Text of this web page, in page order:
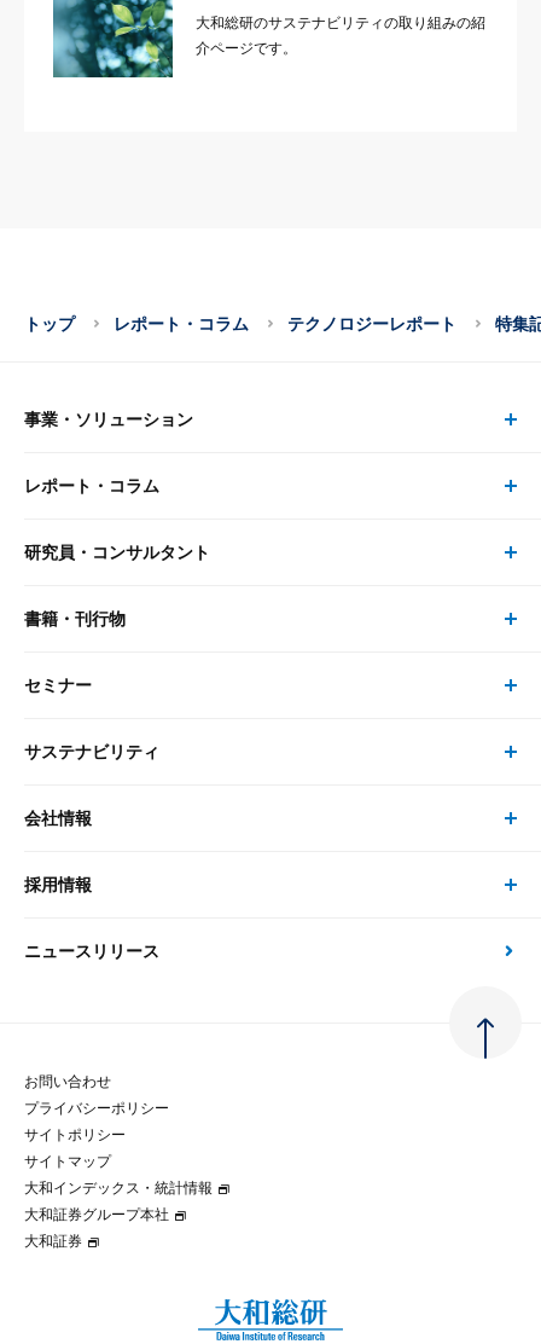
大和総研のサステナビリティの取り組みの紹
介ページです。
トップ レポート・コラム テクノロジーレポート 特集
事業・ソリューション
事業・ソリューション トップ
リサーチ
大和総研の強み
先端テクノロジーに基づく新たな価値の創出
レポート・コラム
レポート・コラム トップ
最新のレポート・コラム
政策分析
金融経済教育等
コラム
大和インデックス・統計情報
研究員・コンサルタント
研究員・コンサルタント トップ
研究員
書籍・刊行物
書籍・刊行物 トップ
書籍
セミナー
セミナー トップ
現在受付中のセミナー・イベント
サステナビリティ
サステナビリティの取り組み
次世代社会への貢献
マルチステークホルダー方針
パートナーシップ構築宣言
会社情報
会社情報 トップ
会社概要・役員一覧
大和総研の歩み
グループ会社
採用情報
採用情報 トップ
経験者採用
ニュースリリース
お問い合わせ
プライバシーポリシー
サイトポリシー
サイトマップ
大和インデックス・統計情報
大和証券グループ本社
大和証券